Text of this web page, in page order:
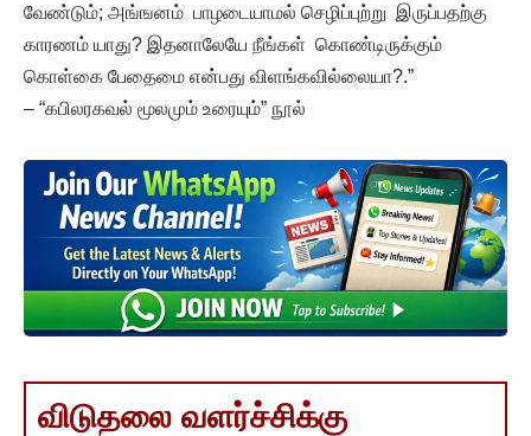
வேண்டும்; அங்ஙனம் பாழடையாமல் செழிப்புற்று இருப்பதற்கு
காரணம் யாது? இதனாலேயே நீங்கள் கொண்டிருக்கும்
கொள்கை பேதைமை என்பது விளங்கவில்லையா?.”
– “கபிலரகவல் மூலமும் உரையும்” நூல்
விடுதலை வளர்ச்சிக்கு